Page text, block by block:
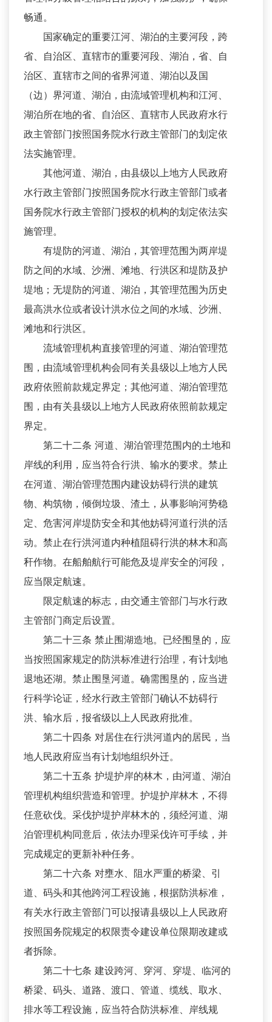
畅通。
国家确定的重要江河、湖泊的主要河段，跨
省、自治区、直辖市的重要河段、湖泊，省、自
治区、直辖市之间的省界河道、湖泊以及国
（边）界河道、湖泊，由流域管理机构和江河、
湖泊所在地的省、自治区、直辖市人民政府水行
政主管部门按照国务院水行政主管部门的划定依
法实施管理。
其他河道、湖泊，由县级以上地方人民政府
水行政主管部门按照国务院水行政主管部门或者
国务院水行政主管部门授权的机构的划定依法实
施管理。
有堤防的河道、湖泊，其管理范围为两岸堤
防之间的水域、沙洲、滩地、行洪区和堤防及护
堤地；无堤防的河道、湖泊，其管理范围为历史
最高洪水位或者设计洪水位之间的水域、沙洲、
滩地和行洪区。
流域管理机构直接管理的河道、湖泊管理范
围，由流域管理机构会同有关县级以上地方人民
政府依照前款规定界定；其他河道、湖泊管理范
围，由有关县级以上地方人民政府依照前款规定
界定。
第二十二条 河道、湖泊管理范围内的土地和
岸线的利用，应当符合行洪、输水的要求。禁止
在河道、湖泊管理范围内建设妨碍行洪的建筑
物、构筑物，倾倒垃圾、渣土，从事影响河势稳
定、危害河岸堤防安全和其他妨碍河道行洪的活
动。禁止在行洪河道内种植阻碍行洪的林木和高
秆作物。在船舶航行可能危及堤岸安全的河段，
应当限定航速。
限定航速的标志，由交通主管部门与水行政
主管部门商定后设置。
第二十三条 禁止围湖造地。已经围垦的，应
当按照国家规定的防洪标准进行治理，有计划地
退地还湖。禁止围垦河道。确需围垦的，应当进
行科学论证，经水行政主管部门确认不妨碍行
洪、输水后，报省级以上人民政府批准。
第二十四条 对居住在行洪河道内的居民，当
地人民政府应当有计划地组织外迁。
第二十五条 护堤护岸的林木，由河道、湖泊
管理机构组织营造和管理。护堤护岸林木，不得
任意砍伐。采伐护堤护岸林木的，须经河道、湖
泊管理机构同意后，依法办理采伐许可手续，并
完成规定的更新补种任务。
第二十六条 对壅水、阻水严重的桥梁、引
道、码头和其他跨河工程设施，根据防洪标准，
有关水行政主管部门可以报请县级以上人民政府
按照国务院规定的权限责令建设单位限期改建或
者拆除。
第二十七条 建设跨河、穿河、穿堤、临河的
桥梁、码头、道路、渡口、管道、缆线、取水、
排水等工程设施，应当符合防洪标准、岸线规